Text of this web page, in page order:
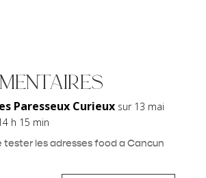
Paresseux Curieux sur 13 mai
h 15 min
tester les adresses food a Cancun